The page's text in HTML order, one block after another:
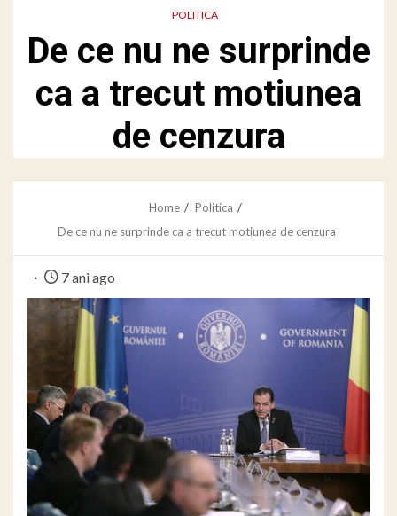
POLITICA
De ce nu ne surprinde
ca a trecut motiunea
de cenzura
Home
Politica
De ce nu ne surprinde ca a trecut motiunea de cenzura
7 ani ago